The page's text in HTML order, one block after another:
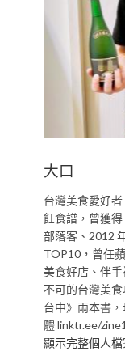
大口
台灣美食愛好
飪食譜，曾獲
部落客、2012
TOP10，曾任
美食好店、伴
不可的台灣美
台中》兩本書
體 linktr.ee/
顯示完整個人